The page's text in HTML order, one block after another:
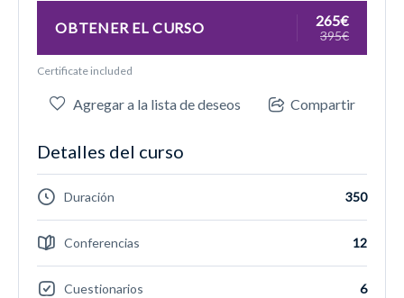
OBTENER EL CURSO 265€
395€
Certificate included
Agregar a la lista de deseos Compartir
Detalles del curso
Duración 350
Conferencias 12
Cuestionarios 6